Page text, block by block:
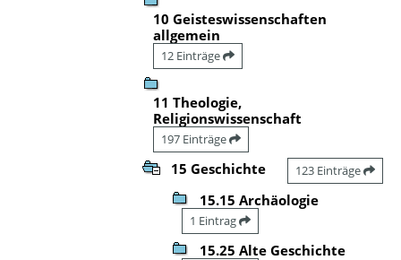
10 Geisteswissenschaften
allgemein
12 Einträge
11 Theologie,
Religionswissenschaft
197 Einträge
15 Geschichte 123 Einträge
15.15 Archäologie
1 Eintrag
15.25 Alte Geschichte